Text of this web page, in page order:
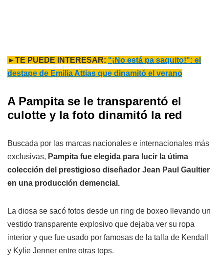
►TE PUEDE INTERESAR: "¡No está pa saquito!": el
destape de Emilia Attias que dinamitó el verano
A Pampita se le transparentó el
culotte y la foto dinamitó la red
Buscada por las marcas nacionales e internacionales más
exclusivas, Pampita fue elegida para lucir la útima
colección del prestigioso diseñador Jean Paul Gaultier
en una producción demencial.
La diosa se sacó fotos desde un ring de boxeo llevando un
vestido transparente explosivo que dejaba ver su ropa
interior y que fue usado por famosas de la talla de Kendall
y Kylie Jenner entre otras tops.